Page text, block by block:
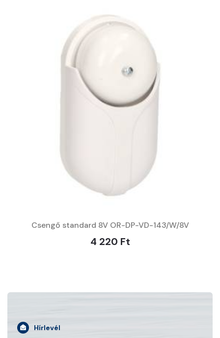
Csengő standard 8V OR-DP-VD-143/W/8V
4 220 Ft
Hírlevél